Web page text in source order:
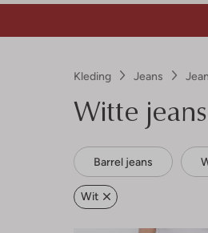
Kleding Jeans
Witte
Barrel jeans
Wit